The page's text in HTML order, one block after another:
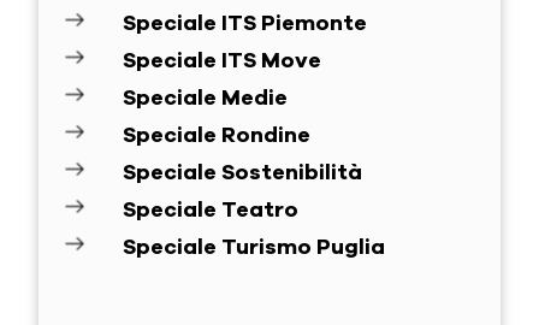
Speciale ITS Piemonte
Speciale ITS Move
Speciale Medie
Speciale Rondine
Speciale Sostenibilità
Speciale Teatro
Speciale Turismo Puglia